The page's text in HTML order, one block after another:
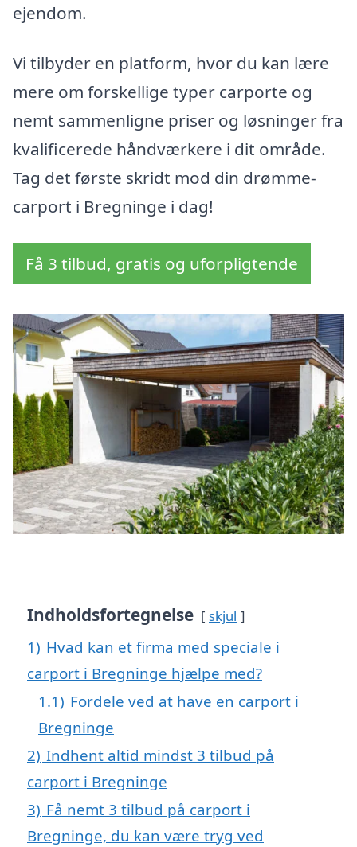
ejendom.
Vi tilbyder en platform, hvor du kan lære
mere om forskellige typer carporte og
nemt sammenligne priser og løsninger fra
kvalificerede håndværkere i dit område.
Tag det første skridt mod din drømme-
carport i Bregninge i dag!
Få 3 tilbud, gratis og uforpligtende
Indholdsfortegnelse skjul
1) Hvad kan et firma med speciale i
carport i Bregninge hjælpe med?
1.1) Fordele ved at have en carport i
Bregninge
2) Indhent altid mindst 3 tilbud på
carport i Bregninge
3) Få nemt 3 tilbud på carport i
Bregninge, du kan være tryg ved